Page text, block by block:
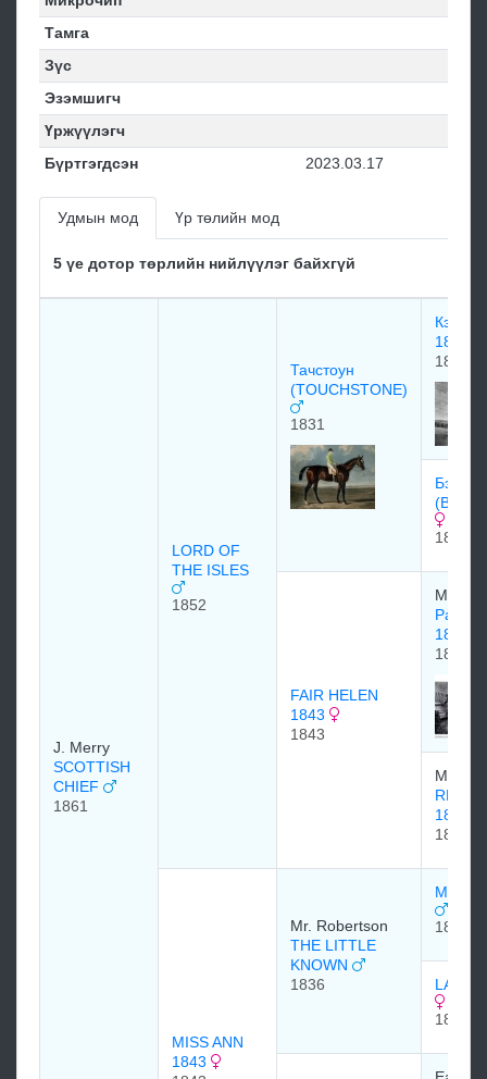
Тамга
Зүс
Эзэмшигч
Үржүүлэгч
Бүртгэгдсэн
2023.03.17
Удмын мод Үр төлийн мод
5 үе дотор төрлийн нийлүүлэг байхгүй
J. Merry
SCOTTISH
CHIEF
1861
LORD OF
THE ISLES
1852
Тачстоун
(TOUCHSTONE)
1831
Кэмел
1822
1822
Бэнтер
1826
FAIR HELEN
1843
1843
Mr.
1824
1824
Mr.
1831
1831
MISS ANN
1843
Mr. Robertson
THE LITTLE
KNOWN
1836
1810
1816